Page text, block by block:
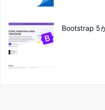
Bootstrap 5